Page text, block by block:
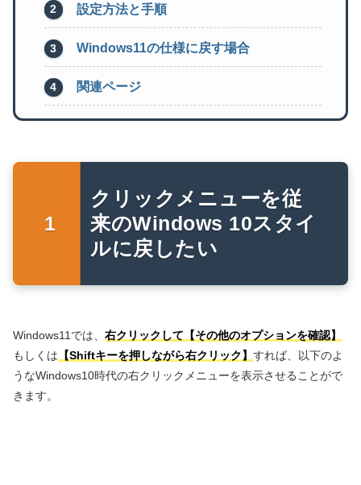
設定方法と手順
Windows11の仕様に戻す場合
関連ページ
クリックメニューを従
来のWindows 10スタイ
ルに戻したい
Windows11では、 右クリックして【その他のオプションを確認】
もしくは 【Shiftキーを押しながら右クリック】 すれば、以下のよ
うなWindows10時代の右クリックメニューを表示させることがで
きます。